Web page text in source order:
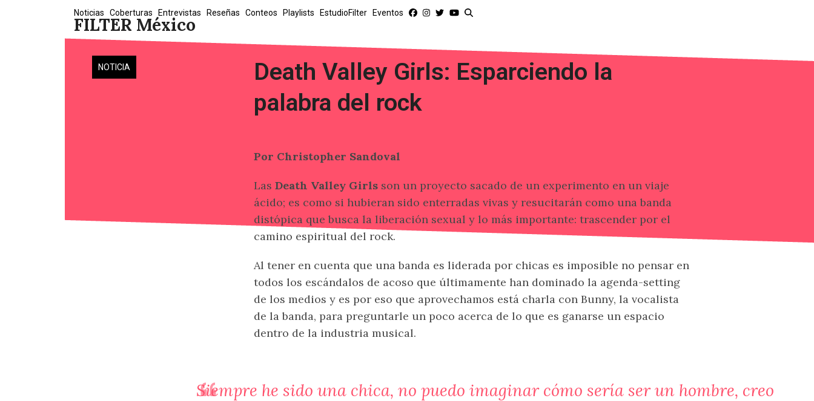
FILTER México
Noticias Coberturas Entrevistas Reseñas Conteos Playlists EstudioFilter Eventos
NOTICIA
Death Valley Girls: Esparciendo la
palabra del rock
Por Christopher Sandoval
Las Death Valley Girls son un proyecto sacado de un experimento en un viaje
ácido; es como si hubieran sido enterradas vivas y resucitarán como una banda
distópica que busca la liberación sexual y lo más importante: trascender por el
camino espiritual del rock.
Al tener en cuenta que una banda es liderada por chicas es imposible no pensar en
todos los escándalos de acoso que últimamente han dominado la agenda-setting
de los medios y es por eso que aprovechamos está charla con Bunny, la vocalista
de la banda, para preguntarle un poco acerca de lo que es ganarse un espacio
dentro de la industria musical.
Siempre he sido una chica, no puedo imaginar cómo sería ser un hombre, creo